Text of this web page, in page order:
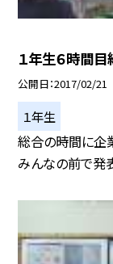
１年生６時間
公開日 2017/02/21
１年生
総合の時間に企
みんなの前で発